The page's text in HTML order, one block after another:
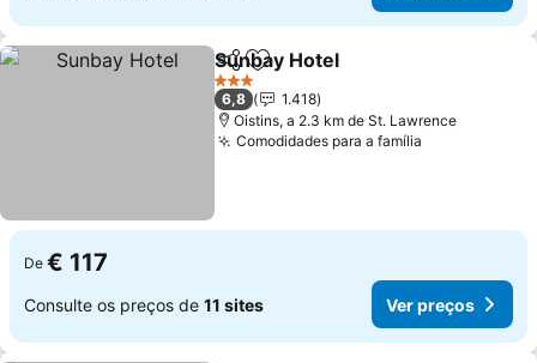
PartilharAdicionar aos favoritos
Sunbay Hotel
3 Estrelas
6,8
1.418
Oistins, a 2.3 km de St. Lawrence
Comodidades para a família
De € 117
Consulte os preços de 11 sites Ver preços